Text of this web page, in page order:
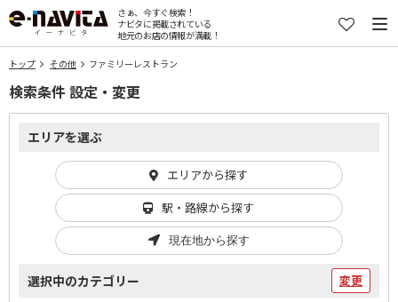
さぁ、今すぐ検索！
ナビタに掲載されている
地元のお店の情報が満載！
トップ その他 ファミリーレストラン
検索条件 設定・変更
エリアを選ぶ
エリアから探す
駅・路線から探す
現在地から探す
選択中のカテゴリー 変更